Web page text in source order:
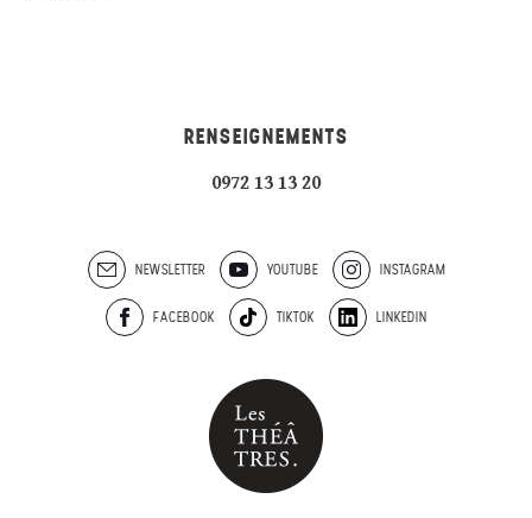
RENSEIGNEMENTS
0972 13 13 20
NEWSLETTER YOUTUBE INSTAGRAM
FACEBOOK TIKTOK LINKEDIN